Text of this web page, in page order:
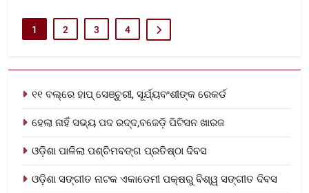
1 2 3 4
୧୧ ବଲ୍‌ରେ ହାପ୍ ସେଞ୍ଚୁରୀ, ସୂର୍ଯ୍ୟବଂଶୀଙ୍କ ରେକର୍ଡ
ହେଲା ନାହିଁ ସଭ୍ୟ ପଦ ରଦ୍ଦ,ବଜେଡ଼ି ପିଟିସନ ଖାରଜ
ଓଡ଼ିଶା ପାଳିଲା ପଶ୍ଚିମବଙ୍ଗ ପ୍ରତିଷ୍ଠା ଦିବସ
ଓଡ଼ିଶା ସଙ୍ଗୀତ ନାଟକ ଏକାଡେମୀ ପକ୍ଷରୁ ବିଶ୍ୱ ସଙ୍ଗୀତ ଦିବସ